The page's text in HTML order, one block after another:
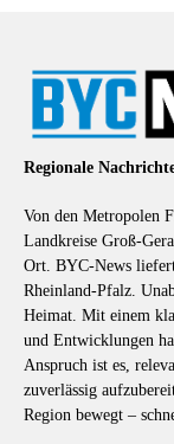
Regionale
Von den Metropolen
Landkreise Groß-
Ort. BYC-News liefert
Rheinland-Pfalz.
Heimat. Mit einem
und Entwicklungen
Anspruch ist es,
zuverlässig
Region bewegt –